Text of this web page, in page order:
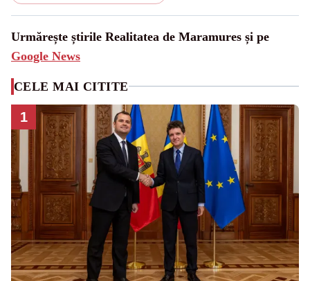
Urmărește știrile Realitatea de Maramures și pe
Google News
CELE MAI CITITE
1